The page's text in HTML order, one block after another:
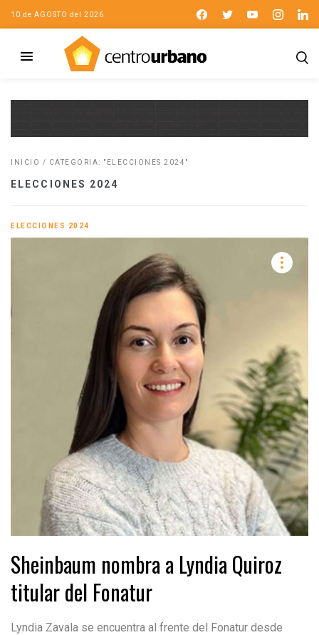
10 de AGOSTO del 2026
INICIO / CATEGORIA: "ELECCIONES 2024"
ELECCIONES 2024
ELECCIONES 2024
Sheinbaum nombra a Lyndia Quiroz
titular del Fonatur
Lyndia Zavala se encuentra al frente del Fonatur desde